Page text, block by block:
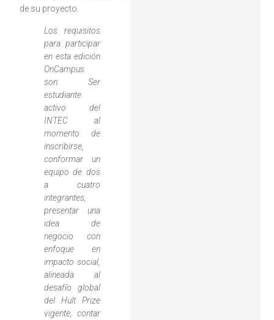
de su proyecto.
Los requisitos
para participar
en esta edición
OnCampus
son: Ser
estudiante
activo del
INTEC al
momento de
inscribirse,
conformar un
equipo de dos
a cuatro
integrantes,
presentar una
idea de
negocio con
enfoque en
impacto social,
alineada al
desafío global
del Hult Prize
vigente, contar